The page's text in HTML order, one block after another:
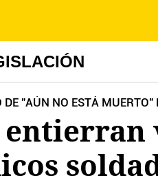
DE "AÚN NO ESTÁ